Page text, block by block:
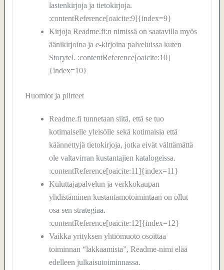
lastenkirjoja ja tietokirjoja.
:contentReference[oaicite:9]{index=9}
Kirjoja Readme.fi:n nimissä on saatavilla myös
äänikirjoina ja e-kirjoina palveluissa kuten
Storytel. :contentReference[oaicite:10]
{index=10}
Huomiot ja piirteet
Readme.fi tunnetaan siitä, että se tuo
kotimaiselle yleisölle sekä kotimaisia että
käännettyjä tietokirjoja, jotka eivät välttämättä
ole valtavirran kustantajien katalogeissa.
:contentReference[oaicite:11]{index=11}
Kuluttajapalvelun ja verkkokaupan
yhdistäminen kustantamotoimintaan on ollut
osa sen strategiaa.
:contentReference[oaicite:12]{index=12}
Vaikka yrityksen yhtiömuoto osoittaa
toiminnan “lakkaamista”, Readme-nimi elää
edelleen julkaisutoiminnassa.